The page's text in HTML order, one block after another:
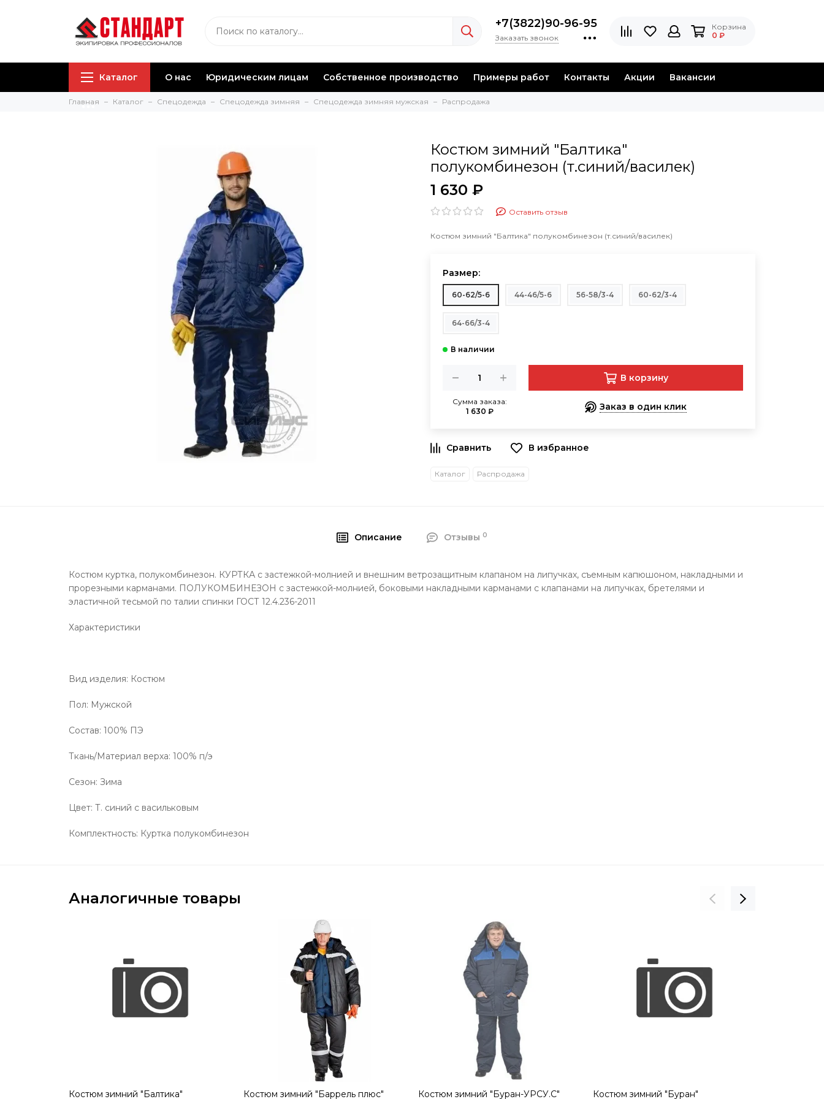
+7(3822)90-96-95
Заказать звонок
Корзина
0 ₽
Каталог О нас Юридическим лицам Собственное производство Примеры работ Контакты Акции Вакансии
Главная Каталог Спецодежда Спецодежда зимняя Спецодежда зимняя мужская Распродажа
Костюм зимний "Балтика"
полукомбинезон (т.синий/василек)
1 630 ₽
Оставить отзыв
Костюм зимний "Балтика" полукомбинезон (т.синий/василек)
Размер:
60-62/5-6 44-46/5-6 56-58/3-4 60-62/3-4
64-66/3-4
Сумма заказа:
1 630 ₽
В корзину
Заказ в один клик
В избранное
Каталог Распродажа
Описание Отзывы 0
Костюм куртка, полукомбинезон. КУРТКА с застежкой-молнией и внешним ветрозащитным клапаном на липучках, съемным капюшоном, накладными и
прорезными карманами. ПОЛУКОМБИНЕЗОН с застежкой-молнией, боковыми накладными карманами с клапанами на липучках, бретелями и
эластичной тесьмой по талии спинки ГОСТ 12.4.236-2011
Характеристики
Вид изделия: Костюм
Пол: Мужской
Состав: 100% ПЭ
Ткань/Материал верха: 100% п/э
Сезон: Зима
Цвет: Т. синий с васильковым
Комплектность: Куртка полукомбинезон
Аналогичные товары
Костюм зимний "Балтика"
Костюм зимний "Баррель плюс"
Костюм зимний "Буран-УРСУ.С"
Костюм зимний "Буран"